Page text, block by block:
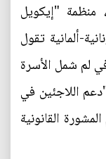
منظمة "إيكويل
ألمانية تقول
من 400 شخص في لم شمل الأسرة
اللاجئين في
القانونية